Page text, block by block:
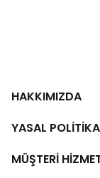
HAKKIMIZDA
YASAL
MÜŞTERİ